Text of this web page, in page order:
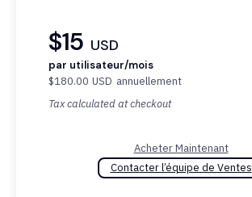
$15 USD
par utilisateur/mois
$180.00 USD annuellement
Tax calculated at checkout
Acheter Maintenant
Contacter l’équipe de Ventes